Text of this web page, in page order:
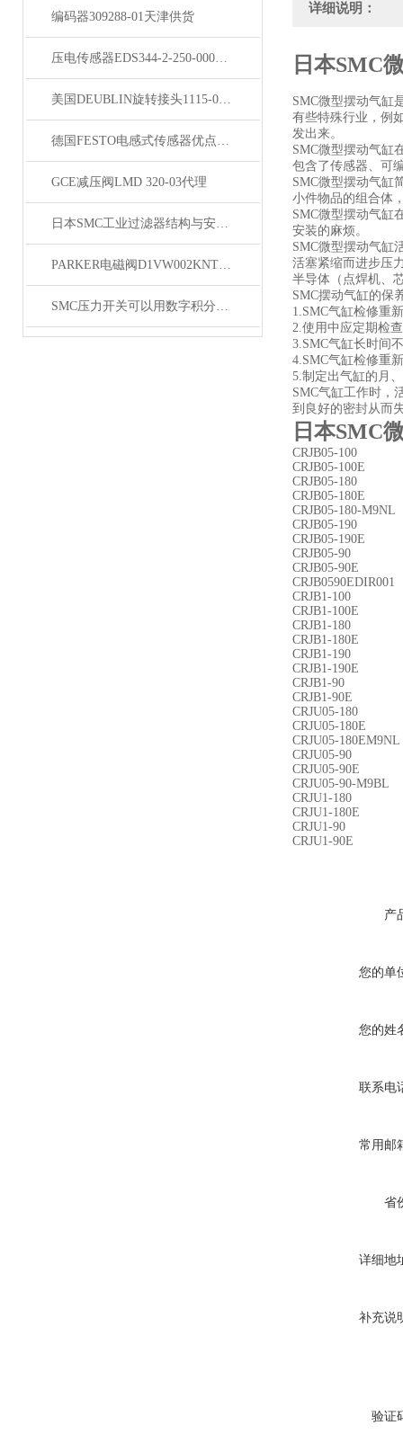
编码器309288-01天津供货
压电传感器EDS344-2-250-000特点
美国DEUBLIN旋转接头1115-000-002特点
德国FESTO电感式传感器优点与维护技巧
GCE减压阀LMD 320-03代理
日本SMC工业过滤器结构与安装方法
PARKER电磁阀D1VW002KNTW91经销
SMC压力开关可以用数字积分或RC积分方式排除干扰
详细说明：
日本SMC
SMC微型摆动气缸
有些特殊行业，例
发出来。
SMC微型摆动气缸
包含了传感器、可
SMC微型摆动气缸
小件物品的组合体
SMC微型摆动气缸
安装的麻烦。
SMC微型摆动气缸
活塞紧缩而进步压
半导体（点焊机、
SMC摆动气缸的保
1.SMC气缸检修重
2.使用中应定期检
3.SMC气缸长时间
4.SMC气缸检修重
5.制定出气缸的月
SMC气缸工作时，
到良好的密封从而
日本SMC
CRJB05-100
CRJB05-100E
CRJB05-180
CRJB05-180E
CRJB05-180-M9NL
CRJB05-190
CRJB05-190E
CRJB05-90
CRJB05-90E
CRJB0590EDIR001
CRJB1-100
CRJB1-100E
CRJB1-180
CRJB1-180E
CRJB1-190
CRJB1-190E
CRJB1-90
CRJB1-90E
CRJU05-180
CRJU05-180E
CRJU05-180EM9NL
CRJU05-90
CRJU05-90E
CRJU05-90-M9BL
CRJU1-180
CRJU1-180E
CRJU1-90
CRJU1-90E
产
您的单
您的姓
联系电
常用邮
省
详细地
补充说
验证